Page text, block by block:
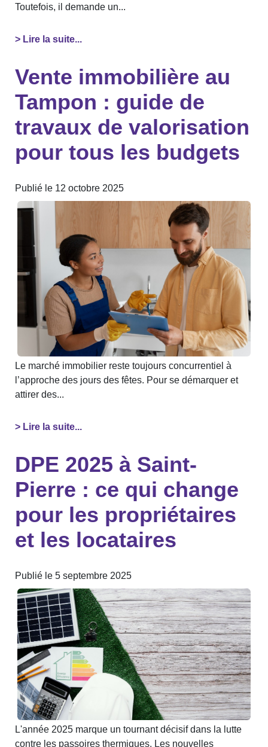
Toutefois, il demande un...
> Lire la suite...
Vente immobilière au
Tampon : guide de
travaux de valorisation
pour tous les budgets
Publié le 12 octobre 2025
Le marché immobilier reste toujours concurrentiel à
l’approche des jours des fêtes. Pour se démarquer et
attirer des...
> Lire la suite...
DPE 2025 à Saint-
Pierre : ce qui change
pour les propriétaires
et les locataires
Publié le 5 septembre 2025
L'année 2025 marque un tournant décisif dans la lutte
contre les passoires thermiques. Les nouvelles